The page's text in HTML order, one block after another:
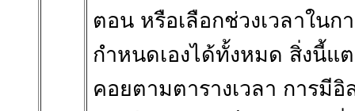
ตอน หรือเลือกช่วงเวลาใน
กำหนดเองได้ทั้งหมด สิ่งนี้แ
คอยตามตารางเวลา การมีอิ